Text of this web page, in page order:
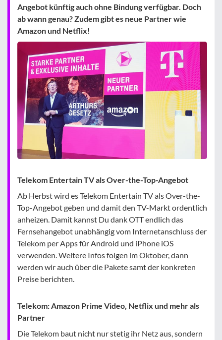
Angebot künftig auchohne Bindungverfügbar. Doch
ab wann genau? Zudem gibt es neue Partner wie
Amazon und Netflix!
Telekom Entertain TV als Over-the-Top-Angebot
Ab Herbst wird es Telekom Entertain TV als Over-the-
Top-Angebot geben und damit den TV-Markt ordentlich
anheizen. Damit kannst Du dank OTT endlich das
Fernsehangebot unabhängig vom Internetanschluss der
Telekom per Apps für Android und iPhone iOS
verwenden. Weitere Infos folgen im Oktober, dann
werden wir auch über die Pakete samt der konkreten
Preise berichten.
Telekom: Amazon Prime Video, Netflix und mehr als
Partner
Die Telekom baut nicht nur stetig ihr Netz aus, sondern